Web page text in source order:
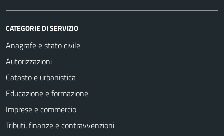
CATEGORIE DI SERVIZIO
Anagrafe e stato civile
Autorizzazioni
Catasto e urbanistica
Educazione e formazione
Imprese e commercio
Tributi, finanze e contravvenzioni